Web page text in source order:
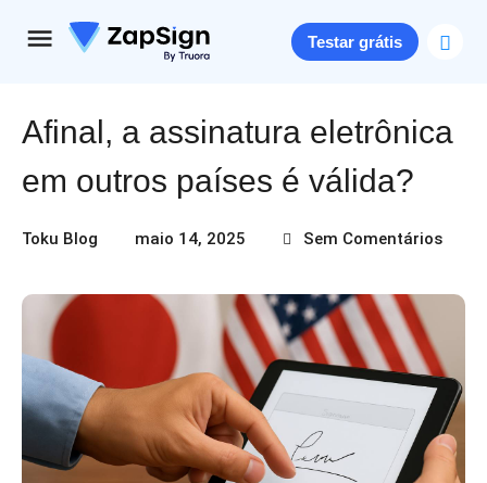
Testar grátis
Afinal, a assinatura eletrônica
em outros países é válida?
Toku Blog maio 14, 2025 Sem Comentários